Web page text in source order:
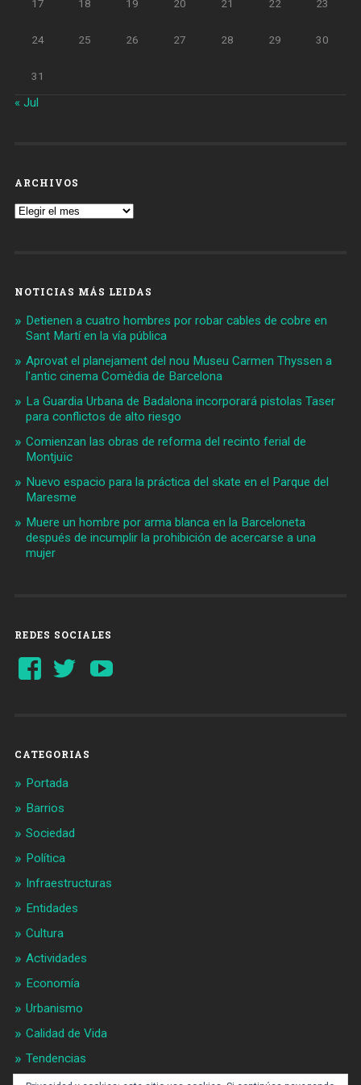
17 18 19 20 21 22 23
24 25 26 27 28 29 30
31
« Jul
ARCHIVOS
Archivos
NOTICIAS MÁS LEIDAS
Detienen a cuatro hombres por robar cables de cobre en
Sant Martí en la vía pública
Aprovat el planejament del nou Museu Carmen Thyssen a
l'antic cinema Comèdia de Barcelona
La Guardia Urbana de Badalona incorporará pistolas Taser
para conflictos de alto riesgo
Comienzan las obras de reforma del recinto ferial de
Montjuïc
Nuevo espacio para la práctica del skate en el Parque del
Maresme
Muere un hombre por arma blanca en la Barceloneta
después de incumplir la prohibición de acercarse a una
mujer
REDES SOCIALES
Ver
perfil
Ver
perfil
CATEGORIAS
Portada
Barrios
Sociedad
Política
Infraestructuras
Entidades
Cultura
Actividades
Economía
Urbanismo
Calidad de Vida
Tendencias